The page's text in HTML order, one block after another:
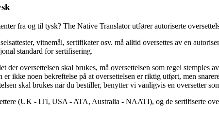
fra og til tysk? The Native Translator utfører autoriserte
vitnemål, sertifikater osv. må alltid oversettes av en
standard for sertifisering.
der oversettelsen skal brukes, må oversettelsen som regel stemples
ikke noen bekreftelse på at oversettelsen er riktig utført, men
skal brukes når du bestiller, benytter vi vanligvis en oversetter
(UK - ITI, USA - ATA, Australia - NAATI), og de sertifiserte